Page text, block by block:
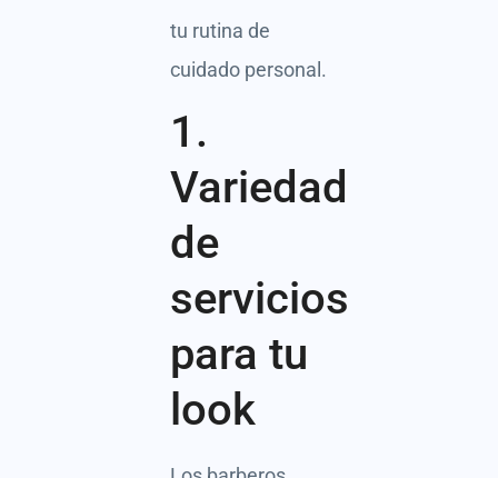
tu rutina de
cuidado personal.
1.
Variedad
de
servicios
para tu
look